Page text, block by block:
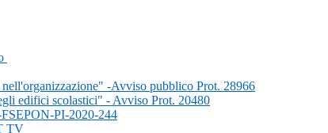
-Avviso pubblico Prot. 28966
edifici scolastici" - Avviso Prot. 20480
PI-2020-244
TV